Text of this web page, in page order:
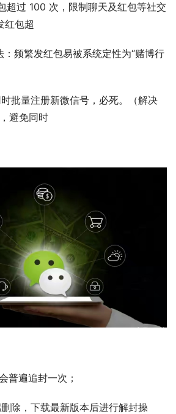
超过 100 次，限制聊天及红包等社交
红包超
频繁发红包易被系统定性为“赌博行
批量注册新微信号，必死。（解决
避免同时
普遍追封一次；
除，下载最新版本后进行解封操